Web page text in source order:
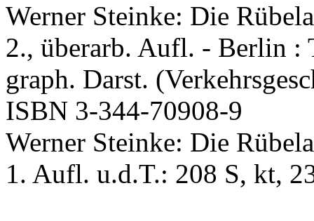
Werner Steinke: Die
2., überarb. Aufl. - Berlin :
graph. Darst.
ISBN 3-344-70908-9
Werner Steinke: Die
1. Aufl. u.d.T.: 208 S, kt,